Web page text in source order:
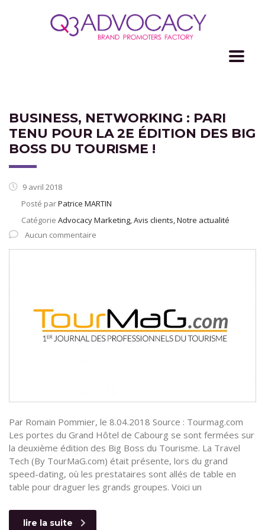
BUSINESS, NETWORKING : PARI
TENU POUR LA 2E ÉDITION DES BIG
BOSS DU TOURISME !
9 avril 2018
Posté parPatrice MARTIN
Catégorie Advocacy Marketing, Avis clients, Notre actualité
Aucun commentaire
Par Romain Pommier, le 8.04.2018 Source : Tourmag.com
Les portes du Grand Hôtel de Cabourg se sont fermées sur
la deuxième édition des Big Boss du Tourisme. La Travel
Tech (By TourMaG.com) était présente, lors du grand
speed-dating, où les prestataires sont allés de table en
table pour draguer les grands groupes. Voici un
lire la suite